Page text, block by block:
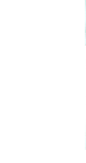
自
眼可
and
二、
研
活